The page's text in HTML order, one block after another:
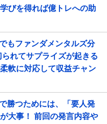
びを得れば億トレへの助
もファンダメンタルズ分
れてサプライズが起きる
軟に対応して収益チャン
勝つためには、「要人発
大事！ 前回の発言内容や